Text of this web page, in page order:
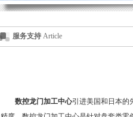
服务支持 Article
数控龙门加工中心引进美国和日本的